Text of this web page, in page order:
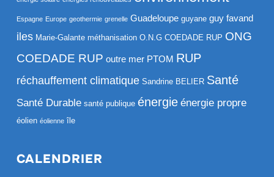
Espagne Europe geothermie grenelle Guadeloupe guyane guy favand
iles Marie-Galante méthanisation O.N.G COEDADE RUP ONG
COEDADE RUP outre mer PTOM RUP
réchauffement climatique Sandrine BELIER Santé
Santé Durable santé publique énergie énergie propre
éolien éolienne île
CALENDRIER